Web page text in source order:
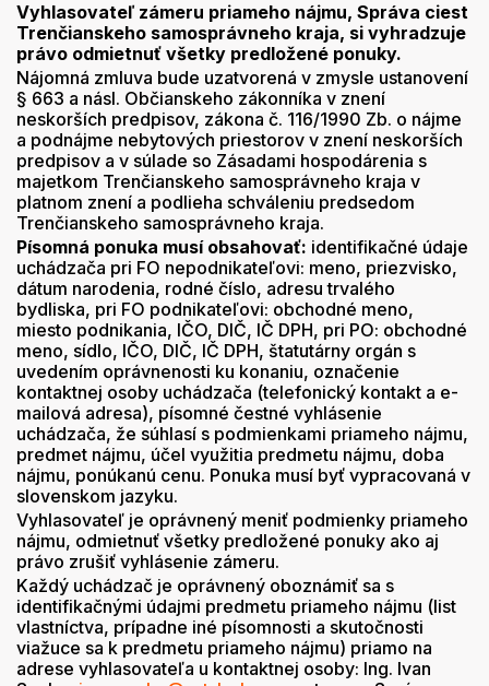
Vyhlasovateľ zámeru priameho nájmu, Správa ciest
Trenčianskeho samosprávneho kraja, si vyhradzuje
právo odmietnuť všetky predložené ponuky.
Nájomná zmluva bude uzatvorená v zmysle ustanovení
§ 663 a násl. Občianskeho zákonníka v znení
neskorších predpisov, zákona č. 116/1990 Zb. o nájme
a podnájme nebytových priestorov v znení neskorších
predpisov a v súlade so Zásadami hospodárenia s
majetkom Trenčianskeho samosprávneho kraja v
platnom znení a podlieha schváleniu predsedom
Trenčianskeho samosprávneho kraja.
Písomná ponuka musí obsahovať: identifikačné údaje
uchádzača pri FO nepodnikateľovi: meno, priezvisko,
dátum narodenia, rodné číslo, adresu trvalého
bydliska, pri FO podnikateľovi: obchodné meno,
miesto podnikania, IČO, DIČ, IČ DPH, pri PO: obchodné
meno, sídlo, IČO, DIČ, IČ DPH, štatutárny orgán s
uvedením oprávnenosti ku konaniu, označenie
kontaktnej osoby uchádzača (telefonický kontakt a e-
mailová adresa), písomné čestné vyhlásenie
uchádzača, že súhlasí s podmienkami priameho nájmu,
predmet nájmu, účel využitia predmetu nájmu, doba
nájmu, ponúkanú cenu. Ponuka musí byť vypracovaná v
slovenskom jazyku.
Vyhlasovateľ je oprávnený meniť podmienky priameho
nájmu, odmietnuť všetky predložené ponuky ako aj
právo zrušiť vyhlásenie zámeru.
Každý uchádzač je oprávnený oboznámiť sa s
identifikačnými údajmi predmetu priameho nájmu (list
vlastníctva, prípadne iné písomnosti a skutočnosti
viažuce sa k predmetu priameho nájmu) priamo na
adrese vyhlasovateľa u kontaktnej osoby: Ing. Ivan